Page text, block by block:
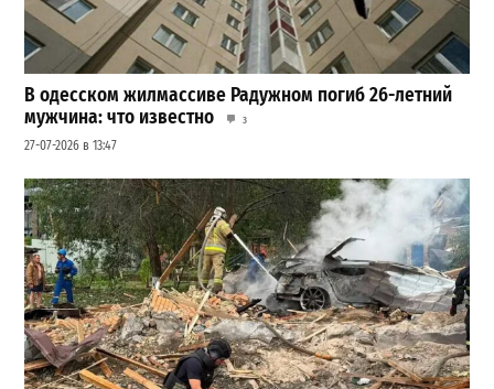
В одесском жилмассиве Радужном погиб 26-летний
мужчина: что известно
3
27-07-2026 в 13:47